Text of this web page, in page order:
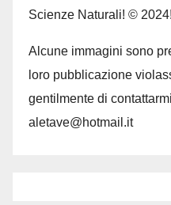
Scienze Naturali! ©
Alcune immagini sono
loro pubblicazione
gentilmente di
aletave@hotmail.it